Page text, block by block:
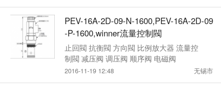
PEV-16A-2D-09-N-1600,PEV-16A-2D-09
-P-1600,winner流量控制閥
止回閥 抗衡閥 方向閥 比例放大器 流量控
制閥 减压阀 调压阀 顺序阀 电磁阀
2016-11-19 12:48 无锡市